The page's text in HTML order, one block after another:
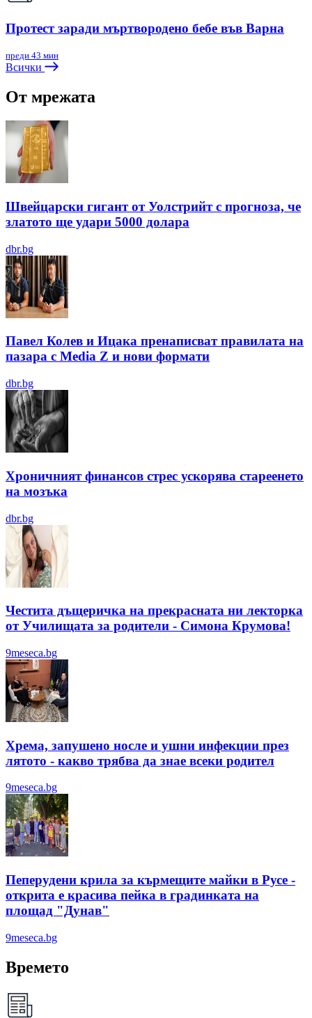
Протест заради мъртвородено бебе във Варна
преди 43 мин
Всички
От мрежата
Швейцарски гигант от Уолстрийт с прогноза, че
златото ще удари 5000 долара
dbr.bg
Павел Колев и Ицака пренаписват правилата на
пазара с Media Z и нови формати
dbr.bg
Хроничният финансов стрес ускорява стареенето
на мозъка
dbr.bg
Честита дъщеричка на прекрасната ни лекторка
от Училищата за родители - Симона Крумова!
9meseca.bg
Хрема, запушено носле и ушни инфекции през
лятотo - какво трябва да знае всеки родител
9meseca.bg
Пеперудени крила за кърмещите майки в Русе -
открита е красива пейка в градинката на
площад "Дунав"
9meseca.bg
Времето